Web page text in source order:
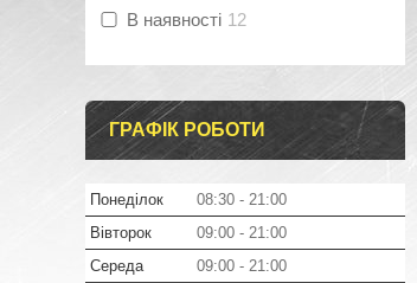
В наявності 12
ГРАФІК РОБОТИ
Понеділок 08:30
21:00
Вівторок
09:00
21:00
Середа
09:00
21:00